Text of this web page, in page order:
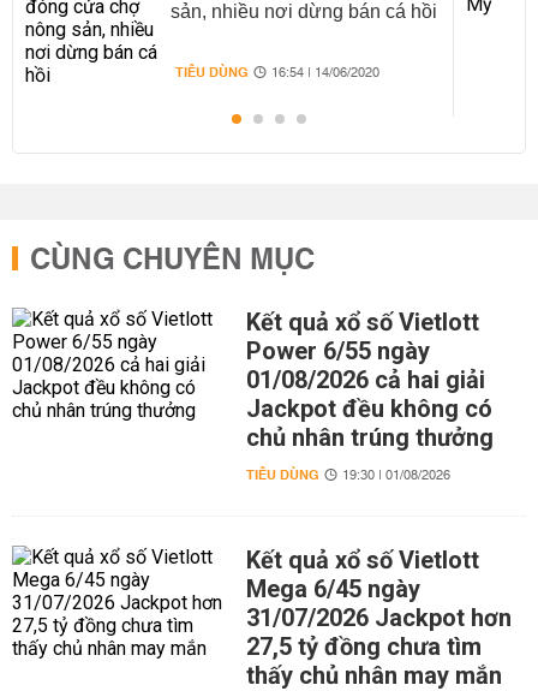
sản, nhiều nơi dừng bán cá hồi
TIÊU DÙNG 16:54 | 14/06/2020
CÙNG CHUYÊN MỤC
Kết quả xổ số Vietlott
Power 6/55 ngày
01/08/2026 cả hai giải
Jackpot đều không có
chủ nhân trúng thưởng
TIÊU DÙNG 19:30 | 01/08/2026
Kết quả xổ số Vietlott
Mega 6/45 ngày
31/07/2026 Jackpot hơn
27,5 tỷ đồng chưa tìm
thấy chủ nhân may mắn